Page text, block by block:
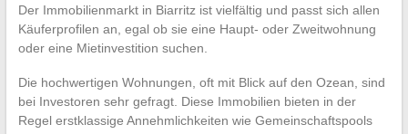
Der Immobilienmarkt in Biarritz ist vielfältig und passt sich allen
Käuferprofilen an, egal ob sie eine Haupt- oder Zweitwohnung
oder eine Mietinvestition suchen.
Die hochwertigen Wohnungen, oft mit Blick auf den Ozean, sind
bei Investoren sehr gefragt. Diese Immobilien bieten in der
Regel erstklassige Annehmlichkeiten wie Gemeinschaftspools